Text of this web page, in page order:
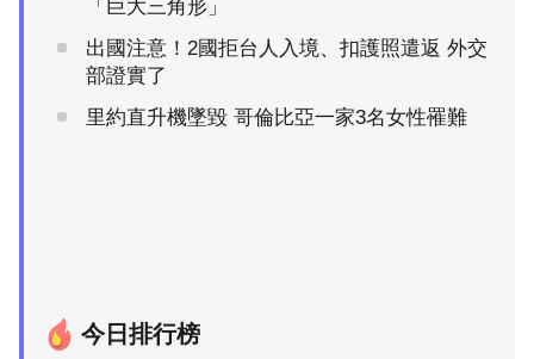
「巨大三角形」
出國注意！2國拒台人入境、扣護照遣返 外交
部證實了
里約直升機墜毀 哥倫比亞一家3名女性罹難
今日排行榜